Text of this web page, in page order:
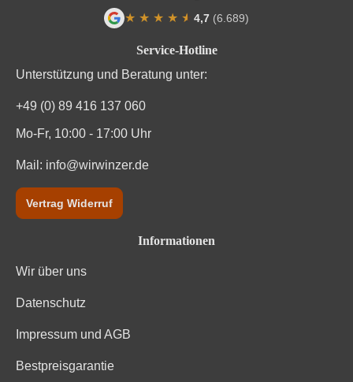
Service-Hotline
Unterstützung und Beratung unter:
+49 (0) 89 416 137 060
Mo-Fr, 10:00 - 17:00 Uhr
Mail: info@wirwinzer.de
Vertrag Widerruf
Informationen
Wir über uns
Datenschutz
Impressum und AGB
Bestpreisgarantie
★ ★ ★ ★ ★
★ 4,7 (6.689)